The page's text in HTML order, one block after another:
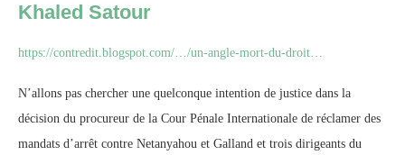
Khaled Satour
https://contredit.blogspot.com/…/un-angle-mort-du-droit…
N’allons pas chercher une quelconque intention de justice dans la
décision du procureur de la Cour Pénale Internationale de réclamer des
mandats d’arrêt contre Netanyahou et Galland et trois dirigeants du